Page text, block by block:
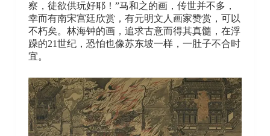
察，徒欲供玩好耶！”马和之的画，传世并不多，
幸而有南宋宫廷欣赏，有元明文人画家赞赏，可以
不朽矣。林海钟的画，追求古意而得其真髓，在浮
躁的21世纪，恐怕也像苏东坡一样，一肚子不合时
宜。